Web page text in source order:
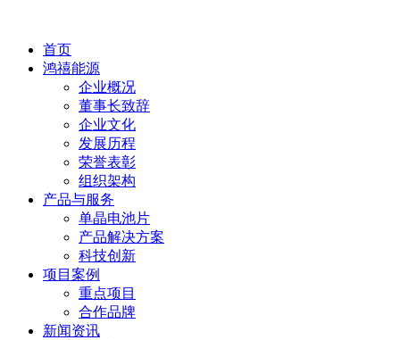
首页
鸿禧能源
企业概况
董事长致辞
企业文化
发展历程
荣誉表彰
组织架构
产品与服务
单晶电池片
产品解决方案
科技创新
项目案例
重点项目
合作品牌
新闻资讯